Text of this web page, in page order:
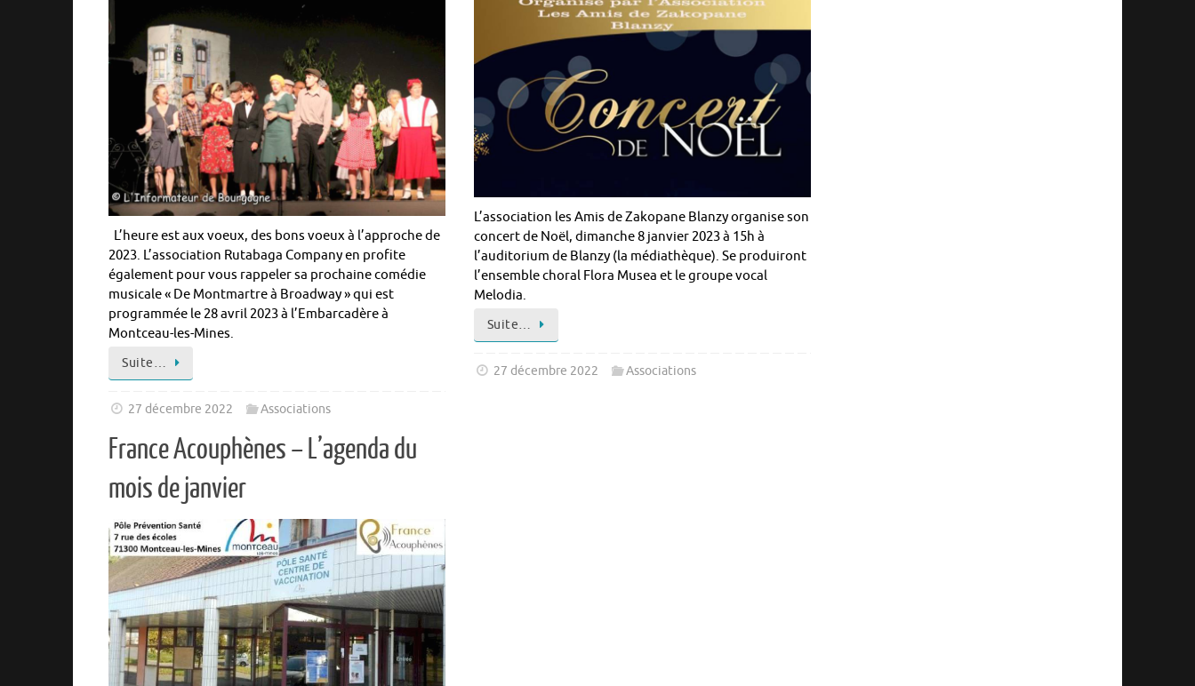
L’heure est aux voeux, des bons voeux à l’approche de
2023. L’association Rutabaga Company en profite
également pour vous rappeler sa prochaine comédie
musicale « De Montmartre à Broadway » qui est
programmée le 28 avril 2023 à l’Embarcadère à
Montceau-les-Mines.
Suite…
27 décembre 2022 Associations
L’association les Amis de Zakopane Blanzy organise son
concert de Noël, dimanche 8 janvier 2023 à 15h à
l’auditorium de Blanzy (la médiathèque). Se produiront
l’ensemble choral Flora Musea et le groupe vocal
Melodia.
Suite…
27 décembre 2022 Associations
France Acouphènes – L’agenda du
mois de janvier